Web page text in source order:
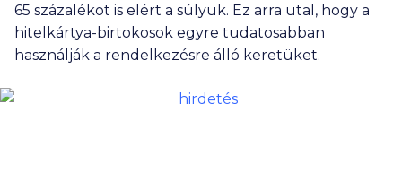
65 százalékot is elért a súlyuk. Ez arra utal, hogy a
hitelkártya-birtokosok egyre tudatosabban
használják a rendelkezésre álló keretüket.